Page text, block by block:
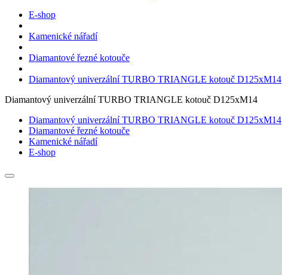
E-shop
Kamenické nářadí
Diamantové řezné kotouče
Diamantový univerzální TURBO TRIANGLE kotouč D125xM14
Diamantový univerzální TURBO TRIANGLE kotouč D125xM14
Diamantový univerzální TURBO TRIANGLE kotouč D125xM14
Diamantové řezné kotouče
Kamenické nářadí
E-shop